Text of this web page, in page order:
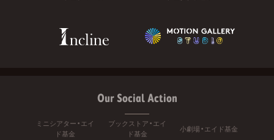
Our Social Action
ミニシアター・エイ
ド基金
ブックストア・エイ
ド基金
小劇場・エイド基金